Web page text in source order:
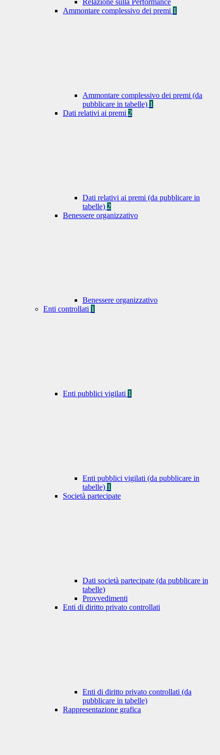
Relazione sulla Performance
Ammontare complessivo dei premi 1
Ammontare complessivo dei premi (da
pubblicare in tabelle) 1
Dati relativi ai premi 2
Dati relativi ai premi (da pubblicare in
tabelle) 2
Benessere organizzativo
Benessere organizzativo
Enti controllati 1
Enti pubblici vigilati 1
Enti pubblici vigilati (da pubblicare in
tabelle) 1
Società partecipate
Dati società partecipate (da pubblicare in
tabelle)
Provvedimenti
Enti di diritto privato controllati
Enti di diritto privato controllati (da
pubblicare in tabelle)
Rappresentazione grafica